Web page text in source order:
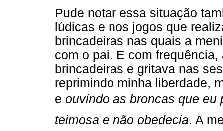
Pude notar essa situação
lúdicas e nos jogos que
brincadeiras nas quais a
com o pai. E com
brincadeiras e gritava nas
reprimindo minha liberdade,
e ouvindo as broncas que
teimosa e não obedecia. A